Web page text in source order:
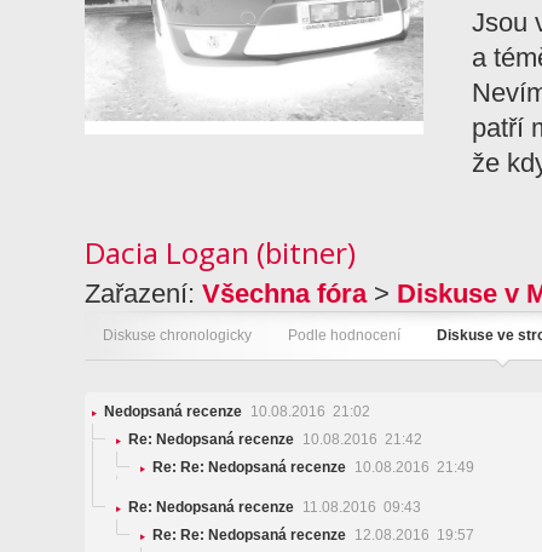
Jsou
a
patří
že
Dacia Logan (bitner)
Zařazení: Všechna fóra> Diskuse v
Diskuse chronologicky Podle hodnocení Diskuse ve
Nedopsaná recenze 10.08.2016 21:02
Re: Nedopsaná recenze 10.08.2016 21:42
Re: Re: Nedopsaná recenze 10.08.2016 21:49
Re: Nedopsaná recenze 11.08.2016 09:43
Re: Re: Nedopsaná recenze 12.08.2016 19:57